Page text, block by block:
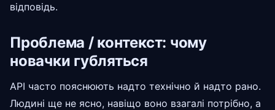
відповідь.
Проблема / контекст: чому
новачки губляться
API часто пояснюють надто технічно й надто рано.
Людині ще не ясно, навіщо воно взагалі потрібно, а